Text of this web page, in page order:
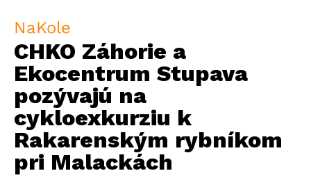
NaKole
CHKO Záhorie a
Ekocentrum Stupava
pozývajú na
cykloexkurziu k
Rakarenským rybníkom
pri Malackách